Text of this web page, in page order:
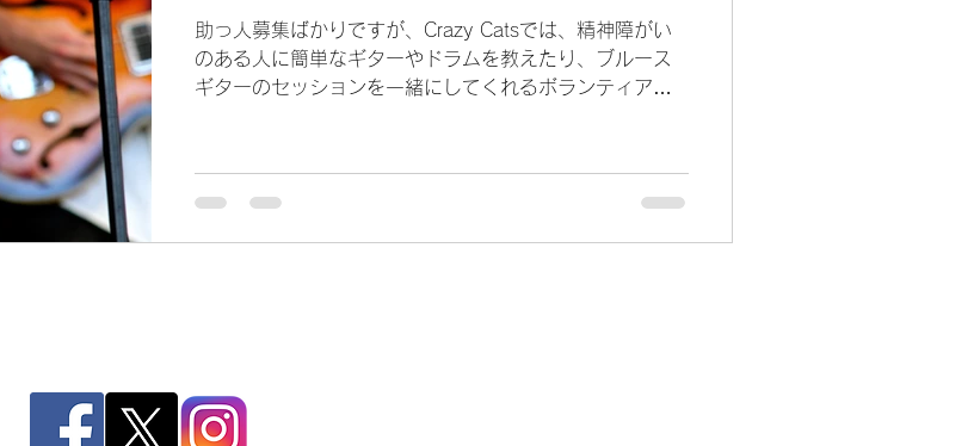
助っ人募集ばかりですが、Crazy Catsでは、精神障がい
のある人に簡単なギターやドラムを教えたり、ブルース
ギターのセッションを一緒にしてくれるボランティアを
さい。まずはお...